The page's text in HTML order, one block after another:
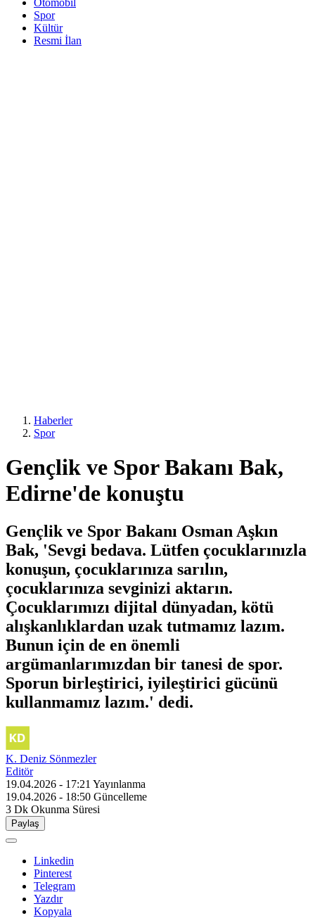
Otomobil
Spor
Kültür
Resmi İlan
Haberler
Spor
Gençlik ve Spor Bakanı Bak,
Edirne'de konuştu
Gençlik ve Spor Bakanı Osman Aşkın
Bak, 'Sevgi bedava. Lütfen çocuklarınızla
konuşun, çocuklarınıza sarılın,
çocuklarınıza sevginizi aktarın.
Çocuklarımızı dijital dünyadan, kötü
alışkanlıklardan uzak tutmamız lazım.
Bunun için de en önemli
argümanlarımızdan bir tanesi de spor.
Sporun birleştirici, iyileştirici gücünü
kullanmamız lazım.' dedi.
K. Deniz Sönmezler
Editör
19.04.2026 - 17:21 Yayınlanma
19.04.2026 - 18:50 Güncelleme
3 Dk Okunma Süresi
Paylaş
Linkedin
Pinterest
Telegram
Yazdır
Kopyala